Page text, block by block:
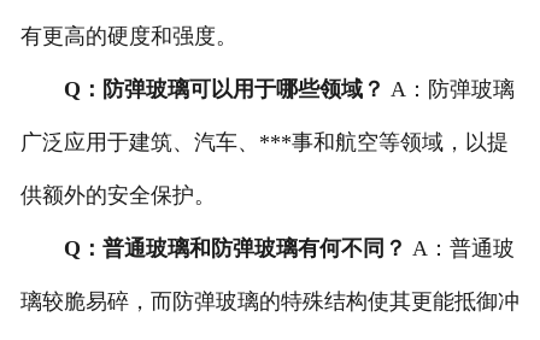
有更高的硬度和强度。
Q：防弹玻璃可以用于哪些领域？ A：防弹玻璃
广泛应用于建筑、汽车、***事和航空等领域，以提
供额外的安全保护。
Q：普通玻璃和防弹玻璃有何不同？ A：普通玻
璃较脆易碎，而防弹玻璃的特殊结构使其更能抵御冲